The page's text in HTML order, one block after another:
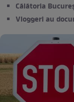
Călătoria
Vloggeri au